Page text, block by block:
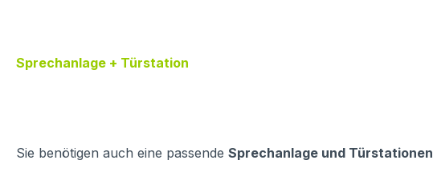
Sprechanlage + Türstation
Sie benötigen auch eine passende Sprechanlage und Türstationen